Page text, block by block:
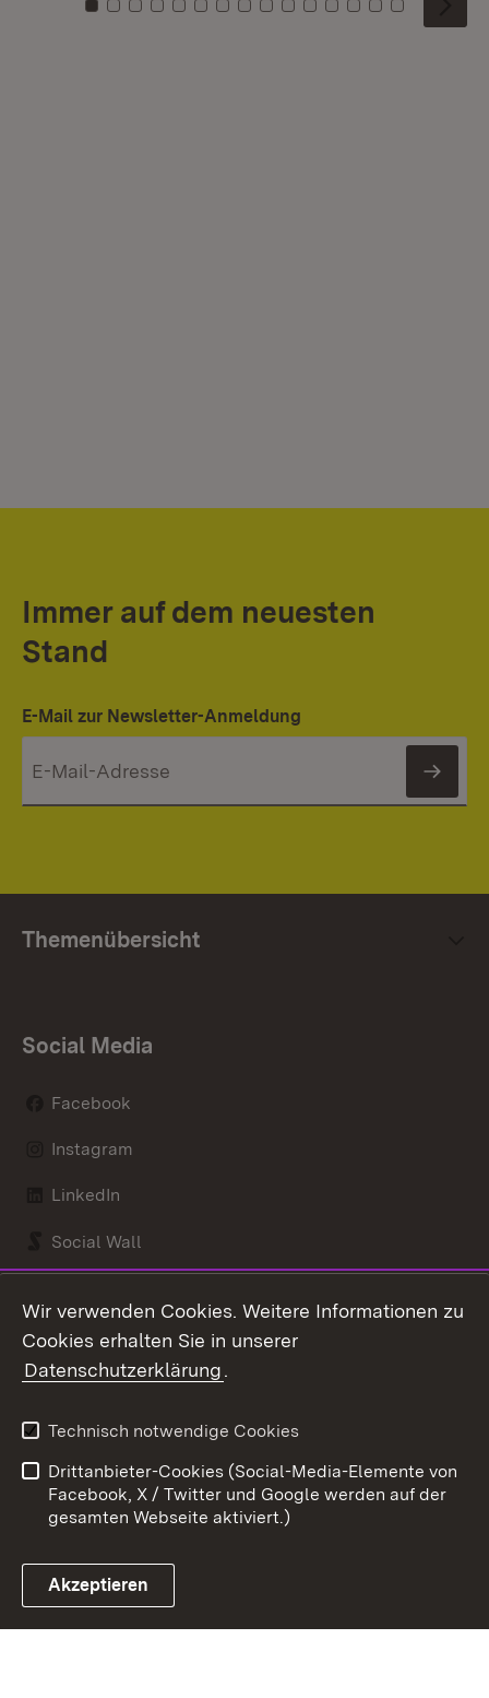
Zu Kachel: 0
Zu Kachel: 1
Zu Kachel: 2
Zu Kachel: 3
Zu Kachel: 4
Zu Kachel: 5
Zu Kachel: 6
Zu Kachel: 7
Zu Kachel: 8
Zu Kachel: 9
Zu Kachel: 10
Zu Kachel: 11
Zu Kachel: 12
Zu Kachel:
Zu
Immer auf dem neuesten
Stand
E-Mail zur Newsletter-Anmeldung
Themenübersicht
Social Media
Facebook
Instagram
LinkedIn
Social Wall
Link zum Landesportal
Kontakt
Barrierefreiheit
Impressum
Cookies
Wir verwenden Cookies. Weitere Informationen zu
Cookies erhalten Sie in unserer
Datenschutzerklärung.
Technisch notwendige Cookies
Drittanbieter-Cookies (Social-Media-Elemente von
Facebook, X / Twitter und Google werden auf der
gesamten Webseite aktiviert.)
Akzeptieren